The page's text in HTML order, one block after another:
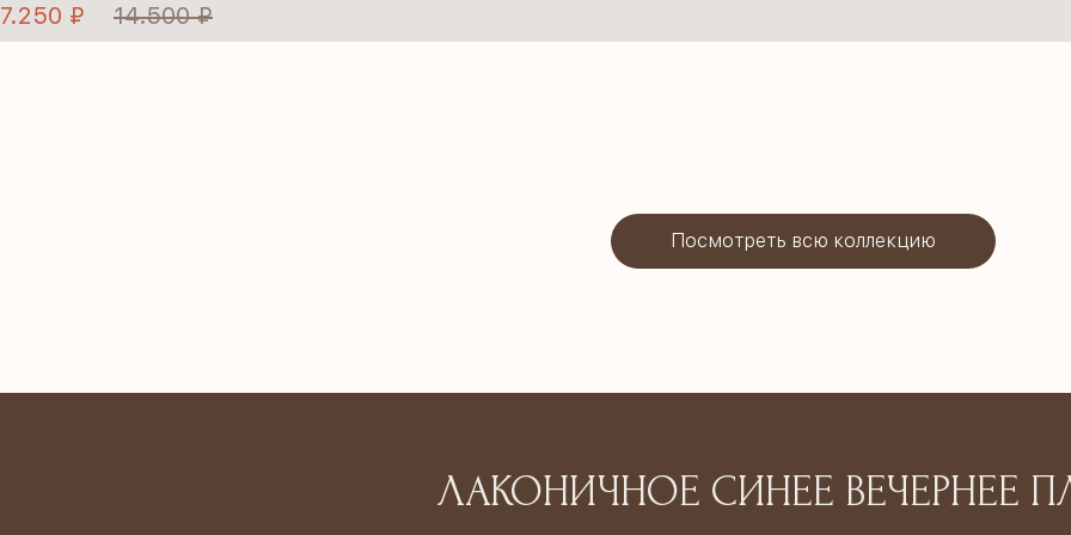
Посмотреть
7.250 ₽
14.500 ₽
Посмотреть всю коллекцию
ЛАКОНИЧНОЕ СИНЕЕ ВЕЧЕРНЕЕ